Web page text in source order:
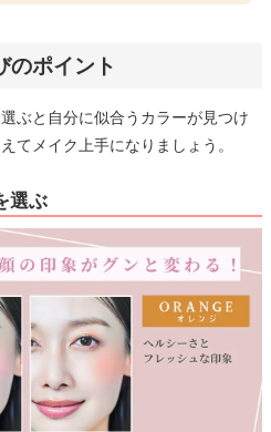
のポイント
ぶと自分に似合うカラーが見つけ
てメイク上手になりましょう。
選ぶ